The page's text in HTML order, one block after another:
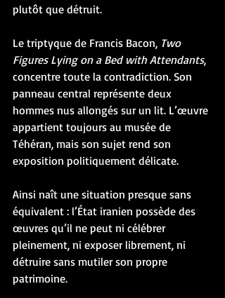
plutôt que détruit.
Le triptyque de Francis Bacon, Two
Figures Lying on a Bed with Attendants,
concentre toute la contradiction. Son
panneau central représente deux
hommes nus allongés sur un lit. L’œuvre
appartient toujours au musée de
Téhéran, mais son sujet rend son
exposition politiquement délicate.
Ainsi naît une situation presque sans
équivalent : l’État iranien possède des
œuvres qu’il ne peut ni célébrer
pleinement, ni exposer librement, ni
détruire sans mutiler son propre
patrimoine.